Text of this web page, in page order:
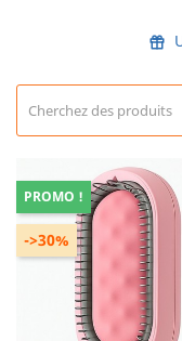
PROMO !
->30%